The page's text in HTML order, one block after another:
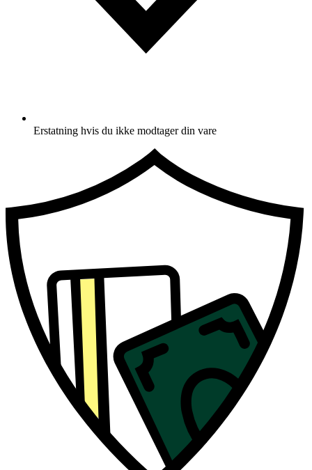
Erstatning hvis du ikke modtager din vare